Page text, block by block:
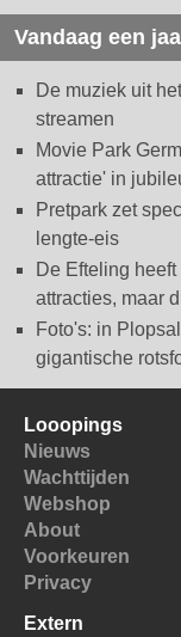
Vandaag een
De muziek uit
streamen
Movie Park
attractie' in
Pretpark zet
lengte-eis
De Efteling
attracties, maar
Foto's: in
gigantische
Looopings
Nieuws
Wachttijden
Webshop
About
Voorkeuren
Privacy
Extern